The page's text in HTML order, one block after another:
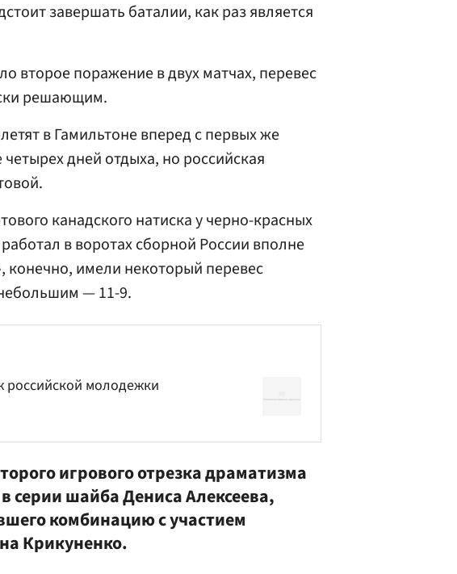
завершать баталии, как раз является
второе поражение в двух матчах, перевес
решающим.
в Гамильтоне вперед с первых же
дней отдыха, но российская
канадского натиска у черно-красных
работал в воротах сборной России вполне
конечно, имели некоторый перевес
— 11-9.
молодежки
игрового отрезка драматизма
серии шайбаДениса Алексеева,
комбинацию с участием
Крикуненко.